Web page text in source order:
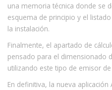
una memoria técnica donde se
esquema de principio y el
la instalación.
Finalmente, el apartado de
pensado para el dimensionado
utilizando este tipo de emisor
En definitiva, la nueva